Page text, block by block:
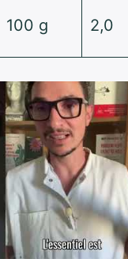
100 g 2,0